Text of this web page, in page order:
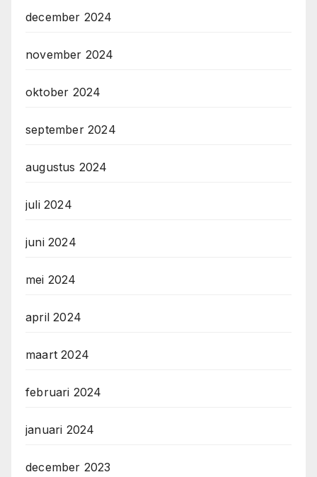
december 2024
november 2024
oktober 2024
september 2024
augustus 2024
juli 2024
juni 2024
mei 2024
april 2024
maart 2024
februari 2024
januari 2024
december 2023